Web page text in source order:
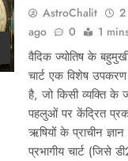
AstroChalit
2
ago
0 1
वैदिक ज्योतिष के
चार्ट एक विशेष
है, जो किसी व्यक्ति के
पहलुओं पर केंद्रित
ऋषियों के प्राचीन
प्रभागीय चार्ट (जिसे